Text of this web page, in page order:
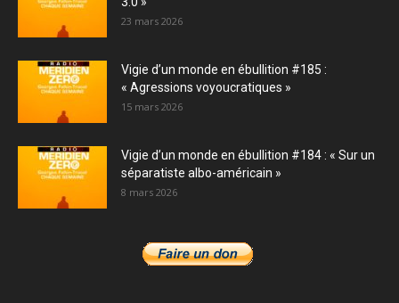
23 mars 2026
Vigie d’un monde en ébullition #185 :
« Agressions voyoucratiques »
15 mars 2026
Vigie d’un monde en ébullition #184 : « Sur un
séparatiste albo-américain »
8 mars 2026